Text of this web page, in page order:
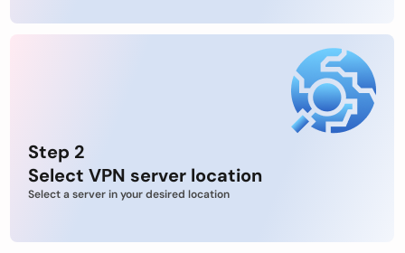
Step 2
Select VPN server location
Select a server in your desired location